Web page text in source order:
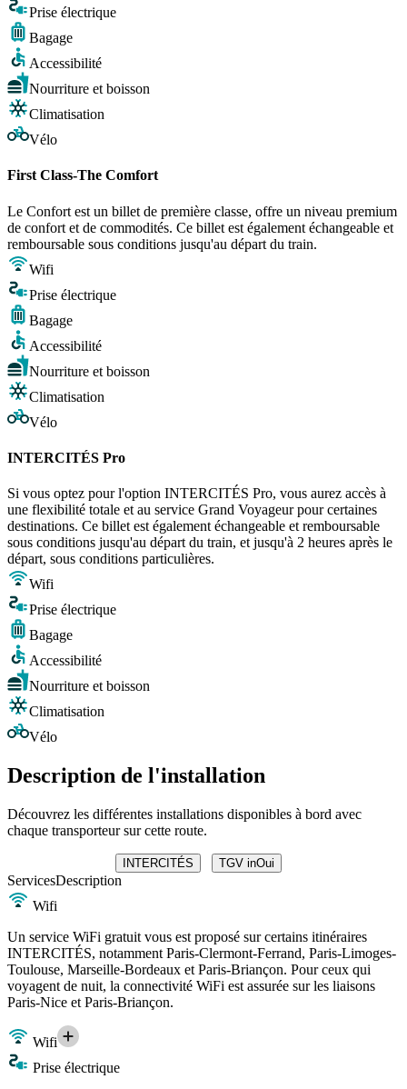
Prise électrique
Bagage
Accessibilité
Nourriture et boisson
Climatisation
Vélo
First Class-The Comfort
Le Confort est un billet de première classe, offre un niveau premium
de confort et de commodités. Ce billet est également échangeable et
remboursable sous conditions jusqu'au départ du train.
Wifi
Prise électrique
Bagage
Accessibilité
Nourriture et boisson
Climatisation
Vélo
INTERCITÉS Pro
Si vous optez pour l'option INTERCITÉS Pro, vous aurez accès à
une flexibilité totale et au service Grand Voyageur pour certaines
destinations. Ce billet est également échangeable et remboursable
sous conditions jusqu'au départ du train, et jusqu'à 2 heures après le
départ, sous conditions particulières.
Wifi
Prise électrique
Bagage
Accessibilité
Nourriture et boisson
Climatisation
Vélo
Description de l'installation
Découvrez les différentes installations disponibles à bord avec
chaque transporteur sur cette route.
INTERCITÉS TGV inOui
ServicesDescription
Wifi
Un service WiFi gratuit vous est proposé sur certains itinéraires
INTERCITÉS, notamment Paris-Clermont-Ferrand, Paris-Limoges-
Toulouse, Marseille-Bordeaux et Paris-Briançon. Pour ceux qui
voyagent de nuit, la connectivité WiFi est assurée sur les liaisons
Paris-Nice et Paris-Briançon.
Wifi
Prise électrique